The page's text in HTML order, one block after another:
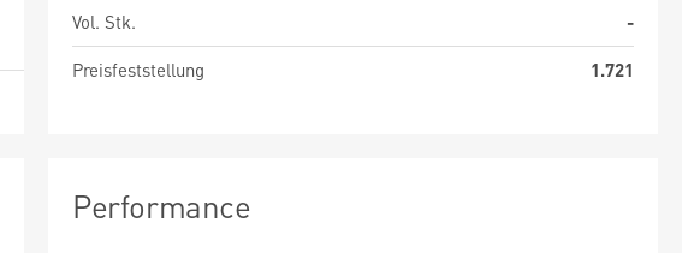
Vol. Stk.
-
Preisfeststellung
1.721
Performance